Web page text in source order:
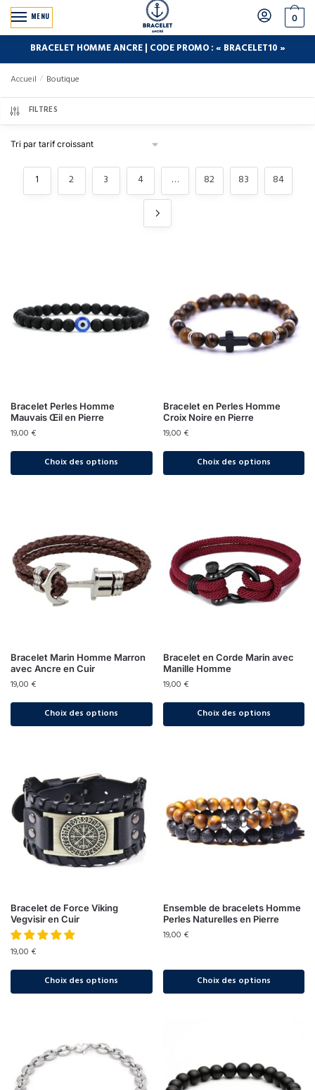
MENU 0
BRACELET HOMME ANCRE | CODE PROMO : « BRACELET10 »
Accueil / Boutique
FILTRES
1 2 3 4 … 82 83 84
Bracelet Perles Homme
Mauvais Œil en Pierre
19,00 €
Choix des options
Bracelet en Perles Homme
Croix Noire en Pierre
19,00 €
Choix des options
Bracelet Marin Homme Marron
avec Ancre en Cuir
19,00 €
Choix des options
Bracelet en Corde Marin avec
Manille Homme
19,00 €
Choix des options
Bracelet de Force Viking
Vegvisir en Cuir
19,00 €
Choix des options
Ensemble de bracelets Homme
Perles Naturelles en Pierre
19,00 €
Choix des options